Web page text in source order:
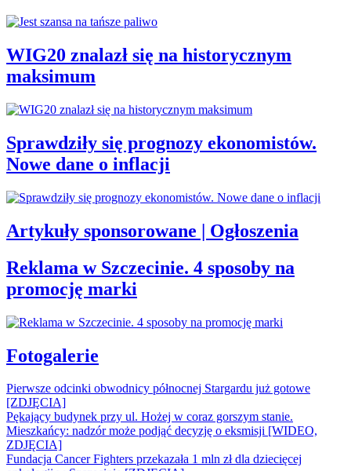
WIG20 znalazł się na historycznym
maksimum
Sprawdziły się prognozy ekonomistów.
Nowe dane o inflacji
Artykuły sponsorowane | Ogłoszenia
Reklama w Szczecinie. 4 sposoby na
promocję marki
Fotogalerie
Pierwsze odcinki obwodnicy północnej Stargardu już gotowe
[ZDJĘCIA]
Pękający budynek przy ul. Hożej w coraz gorszym stanie.
Mieszkańcy: nadzór może podjąć decyzję o eksmisji [WIDEO,
ZDJĘCIA]
Fundacja Cancer Fighters przekazała 1 mln zł dla dziecięcej